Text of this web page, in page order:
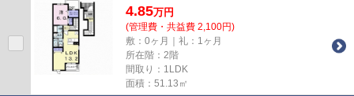
4.85万円
(管理費・共益費 2,100円)
敷：0ヶ月｜礼：1ヶ月
所在階：2階
間取り：1LDK
面積：51.13㎡